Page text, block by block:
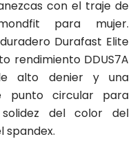
con el traje de
para mujer.
Durafast Elite
rendimiento DDUS7A
alto denier y una
punto circular para
del color del
spandex.